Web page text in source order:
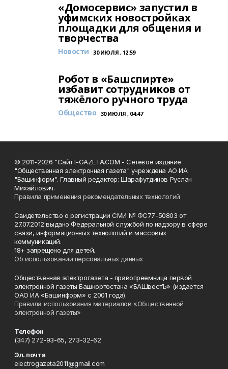
«Домосервис» запустил в
уфимских новостройках
площадки для общения и
творчества
Новости 30 ИЮЛЯ , 12:59
Робот в «Башспирте»
избавит сотрудников от
тяжёлого ручного труда
Общество 30 ИЮЛЯ , 04:47
© 2011-2026 "Сайт I-GAZETA.COM - Сетевое издание
"Общественная электронная газета" учреждена АО ИА
"Башинформ". Главный редактор: Шарафутдинов Руслан
Михайлович.
Правила применения рекомендательных технологий
Свидетельство о регистрации СМИ № ФС77-50803 от
27.07.2012 выдано Федеральной службой по надзору в сфере
связи, информационных технологий и массовых
коммуникаций.
18+ запрещено для детей.
Об использовании персональных данных
Общественная электрогазета - правопреемница первой
электронной газеты Башкортостана «БАШвестЪ» (издается
ОАО ИА «Башинформ» с 2001 года).
Правила использования материалов «Общественной
электронной газеты»
Телефон
(347) 272-93-65, 273-32-62
Эл. почта
electrogazeta2011@gmail.com